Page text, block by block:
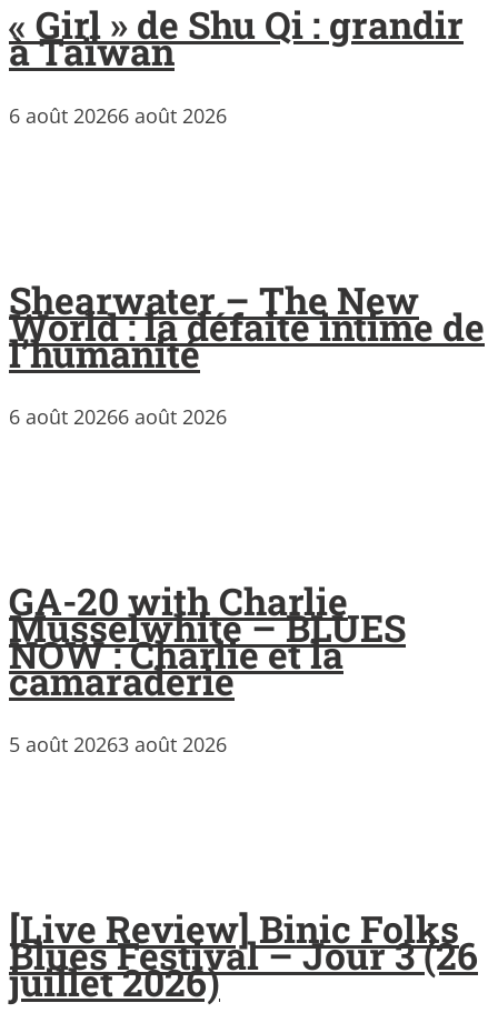
« Girl » de Shu Qi : grandir
à Taïwan
6 août 20266 août 2026
Shearwater – The New
World : la défaite intime de
l’humanité
6 août 20266 août 2026
GA-20 with Charlie
Musselwhite – BLUES
NOW : Charlie et la
camaraderie
5 août 20263 août 2026
[Live Review] Binic Folks
Blues Festival – Jour 3 (26
juillet 2026)